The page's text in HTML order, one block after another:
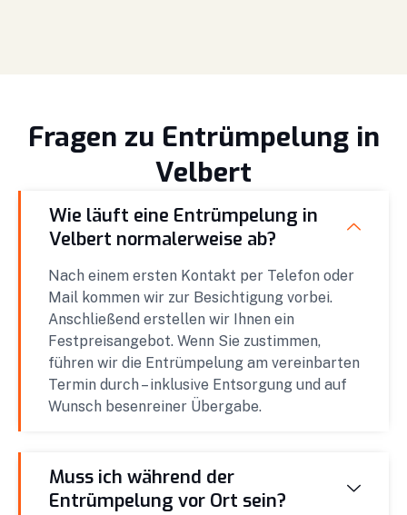
Fragen zu Entrümpelung in
Velbert
Wie läuft eine Entrümpelung in
Velbert normalerweise ab?
Nach einem ersten Kontakt per Telefon oder
Mail kommen wir zur Besichtigung vorbei.
Anschließend erstellen wir Ihnen ein
Festpreisangebot. Wenn Sie zustimmen,
führen wir die Entrümpelung am vereinbarten
Termin durch – inklusive Entsorgung und auf
Wunsch besenreiner Übergabe.
Muss ich während der
Entrümpelung vor Ort sein?